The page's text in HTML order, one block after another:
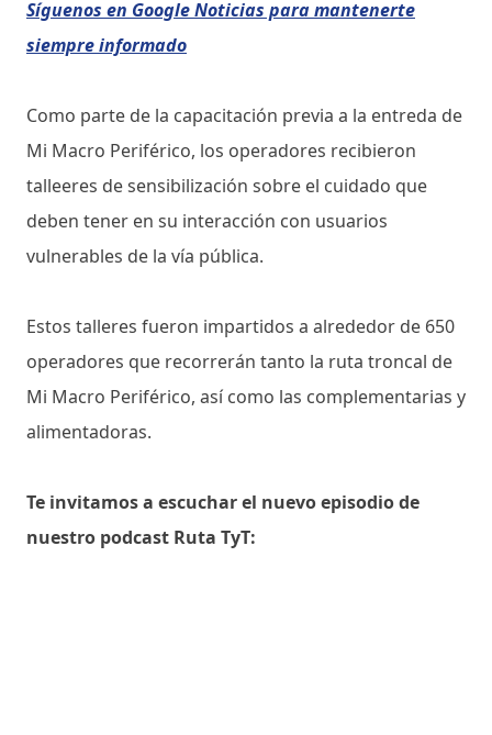
Síguenos en Google Noticias para mantenerte
siempre informado
Como parte de la capacitación previa a la entreda de
Mi Macro Periférico, los operadores recibieron
talleeres de sensibilización sobre el cuidado que
deben tener en su interacción con usuarios
vulnerables de la vía pública.
Estos talleres fueron impartidos a alrededor de 650
operadores que recorrerán tanto la ruta troncal de
Mi Macro Periférico, así como las complementarias y
alimentadoras.
Te invitamos a escuchar el nuevo episodio de
nuestro podcast Ruta TyT: